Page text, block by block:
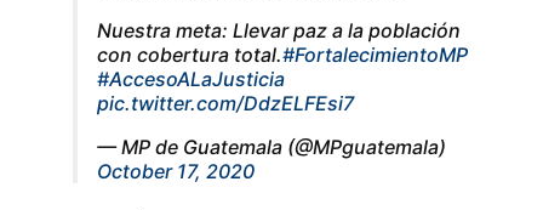
Nuestra meta: Llevar paz a la población
con cobertura total.#FortalecimientoMP
#AccesoALaJusticia
pic.twitter.com/DdzELFEsi7
— MP de Guatemala (@MPguatemala)
October 17, 2020